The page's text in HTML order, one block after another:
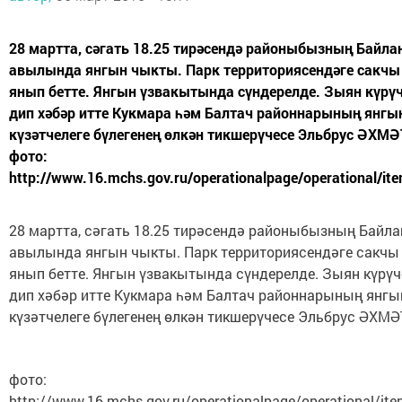
28 мартта, сәгать 18.25 тирәсендә районыбызның
авылында янгын чыкты. Парк территориясендәге сакчы
янып бетте. Янгын үзвакытында сүндерелде. Зыян
дип хәбәр итте Кукмара һәм Балтач районнарының
күзәтчелеге бүлегенең өлкән тикшерүчесе Эльбрус
фото:
http://www.16.mchs.gov.ru/operationalpage/operational/
28 мартта, сәгать 18.25 тирәсендә районыбызның
авылында янгын чыкты. Парк территориясендәге
янып бетте. Янгын үзвакытында сүндерелде. Зыян
дип хәбәр итте Кукмара һәм Балтач районнарының
күзәтчелеге бүлегенең өлкән тикшерүчесе Эльбрус
фото: